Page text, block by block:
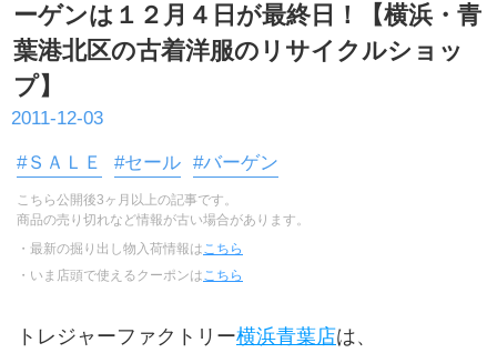
ーゲンは１２月４日が最終日！【横浜・青
葉港北区の古着洋服のリサイクルショッ
プ】
2011-12-03
#ＳＡＬＥ #セール #バーゲン
こちら公開後3ヶ月以上の記事です。
商品の売り切れなど情報が古い場合があります。
・最新の掘り出し物入荷情報は こちら
・いま店頭で使えるクーポンは こちら
トレジャーファクトリー横浜青葉店は、